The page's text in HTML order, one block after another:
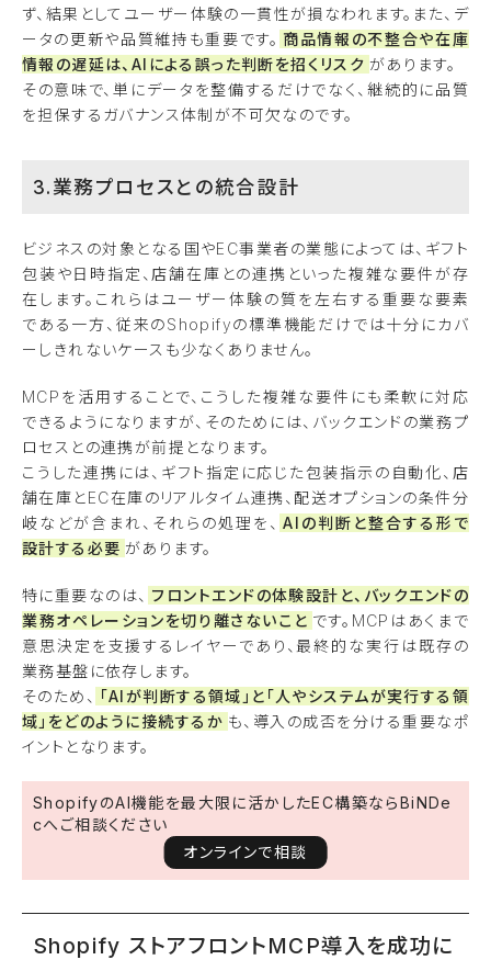
ず、結果としてユーザー体験の一貫性が損なわれます。また、デ
ータの更新や品質維持も重要です。 商品情報の不整合や在庫
情報の遅延は、AIによる誤った判断を招くリスク があります。
その意味で、単にデータを整備するだけでなく、継続的に品質
を担保するガバナンス体制が不可欠なのです。
3.業務プロセスとの統合設計
ビジネスの対象となる国やEC事業者の業態によっては、ギフト
包装や日時指定、店舗在庫との連携といった複雑な要件が存
在します。これらはユーザー体験の質を左右する重要な要素
である一方、従来のShopifyの標準機能だけでは十分にカバ
ーしきれないケースも少なくありません。
MCPを活用することで、こうした複雑な要件にも柔軟に対応
できるようになりますが、そのためには、バックエンドの業務プ
ロセスとの連携が前提となります。
こうした連携には、ギフト指定に応じた包装指示の自動化、店
舗在庫とEC在庫のリアルタイム連携、配送オプションの条件分
岐などが含まれ、それらの処理を、 AIの判断と整合する形で
設計する必要 があります。
特に重要なのは、 フロントエンドの体験設計と、バックエンドの
業務オペレーションを切り離さないこと です。MCPはあくまで
意思決定を支援するレイヤーであり、最終的な実行は既存の
業務基盤に依存します。
そのため、 「AIが判断する領域」と「人やシステムが実行する領
域」をどのように接続するか も、導入の成否を分ける重要なポ
イントとなります。
ShopifyのAI機能を最大限に活かしたEC構築ならBiNDe
cへご相談ください
オンラインで相談
Shopify ストアフロントMCP導入を成功に